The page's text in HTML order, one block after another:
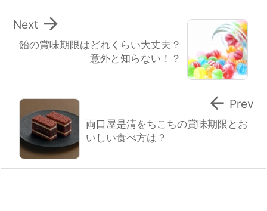
飴の賞味期限はどれくらい大丈夫？
意外と知らない！？

Next
両口屋是清をちこちの賞味期限とお
いしい食べ方は？
 Prev